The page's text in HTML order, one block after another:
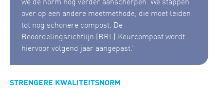
over op een andere meetmethode, die moet leiden
tot nog schonere compost. De
Beoordelingsrichtlijn (BRL) Keurcompost wordt
hiervoor volgend jaar aangepast.”
STRENGERE KWALITEITSNORM